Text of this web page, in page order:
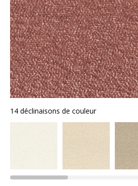
14 déclinaisons de couleur